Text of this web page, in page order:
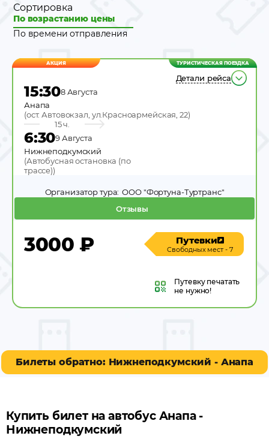
Сортировка
По возрастанию цены
По времени отправления
АКЦИЯ ТУРИСТИЧЕСКАЯ ПОЕЗДКА
Детали рейса
15:308 Августа
Анапа
(ост. Автовокзал, ул.Красноармейская, 22)
15 ч.
6:309 Августа
Нижнеподкумский
(Автобусная остановка (по
трассе))
Отзывы
Организатор тура: ООО "Фортуна-Туртранс"
3000 ₽ Путевки
Свободных мест - 7
Путевкупечатать
не нужно!
Билеты обратно: Нижнеподкумский - Анапа
Купить билет на автобус Анапа -
Нижнеподкумский